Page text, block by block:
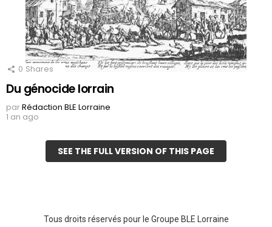
0 Shares
Du génocide lorrain
parRédaction BLE Lorraine
1 an ago
SEE THE FULL VERSION OF THIS PAGE
Tous droits réservés pour le Groupe BLE Lorraine